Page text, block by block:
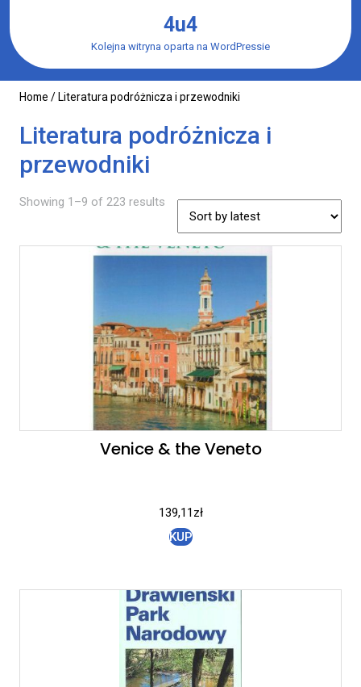
content
4u4
Kolejna witryna oparta na WordPressie
Home / Literatura podróżnicza i przewodniki
Literatura podróżnicza i
przewodniki
Showing 1–9 of 223 results
Venice & the Veneto
139,11zł
KUP